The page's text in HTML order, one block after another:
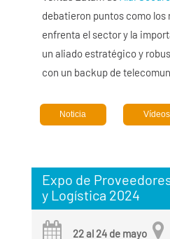
debatieron puntos como los
enfrenta el sector y la
un aliado estratégico y
con un backup de
Noticia Vídeos
Expo de
y Logística 2024
22 al 24 de mayo